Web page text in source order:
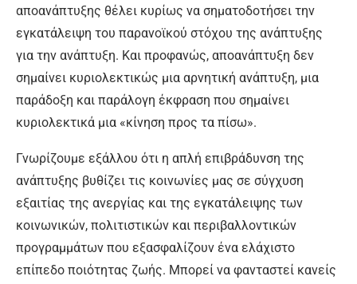
αποανάπτυξης θέλει κυρίως να σηματοδοτήσει την
εγκατάλειψη του παρανοϊκού στόχου της ανάπτυξης
για την ανάπτυξη. Και προφανώς, αποανάπτυξη δεν
σημαίνει κυριολεκτικώς μια αρνητική ανάπτυξη, μια
παράδοξη και παράλογη έκφραση που σημαίνει
κυριολεκτικά μια «κίνηση προς τα πίσω».
Γνωρίζουμε εξάλλου ότι η απλή επιβράδυνση της
ανάπτυξης βυθίζει τις κοινωνίες μας σε σύγχυση
εξαιτίας της ανεργίας και της εγκατάλειψης των
κοινωνικών, πολιτιστικών και περιβαλλοντικών
προγραμμάτων που εξασφαλίζουν ένα ελάχιστο
επίπεδο ποιότητας ζωής. Μπορεί να φανταστεί κανείς